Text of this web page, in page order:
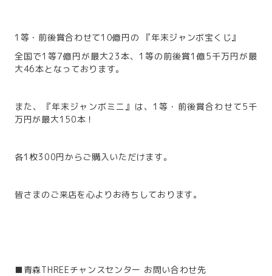
1等・前後賞合わせて10億円の 『年末ジャンボ宝くじ』
全国で1等7億円が最大23本、1等の前後賞1億5千万円が最
大46本となっております。
また、『年末ジャンボミニ』は、1等・前後賞合わせて5千
万円が最大150本！
各1枚300円からご購入いただけます。
皆さまのご来店を心よりお待ちしております。
■青森THREEチャンスセンター お問い合わせ先